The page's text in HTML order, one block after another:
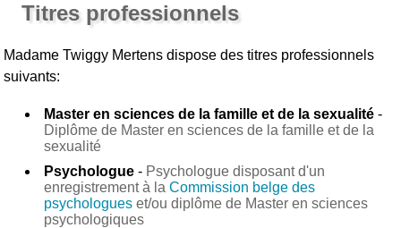
Titres professionnels
Madame Twiggy Mertens dispose des titres professionnels
suivants:
Master en sciences de la famille et de la sexualité -
Diplôme de Master en sciences de la famille et de la
sexualité
Psychologue - Psychologue disposant d'un
enregistrement à laCommission belge des
psychologues et/ou diplôme de Master en sciences
psychologiques